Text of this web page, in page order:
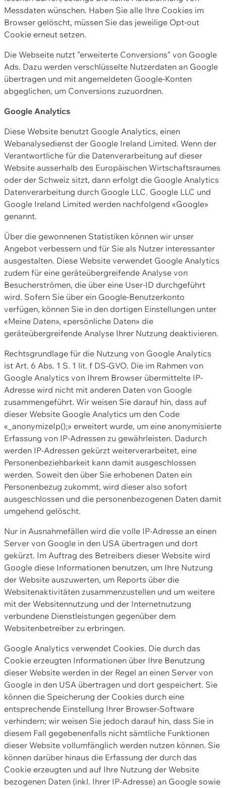
Messdaten wünschen. Haben Sie alle Ihre Cookies im
Browser gelöscht, müssen Sie das jeweilige Opt-out
Cookie erneut setzen.
Die Webseite nutzt "erweiterte Conversions" von Google
Ads. Dazu werden verschlüsselte Nutzerdaten an Google
übertragen und mit angemeldeten Google-Konten
abgeglichen, um Conversions zuzuordnen.
Google Analytics
Diese Website benutzt Google Analytics, einen
Webanalysedienst der Google Ireland Limited. Wenn der
Verantwortliche für die Datenverarbeitung auf dieser
Website ausserhalb des Europäischen Wirtschaftsraumes
oder der Schweiz sitzt, dann erfolgt die Google Analytics
Datenverarbeitung durch Google LLC. Google LLC und
Google Ireland Limited werden nachfolgend «Google»
genannt.
Über die gewonnenen Statistiken können wir unser
Angebot verbessern und für Sie als Nutzer interessanter
ausgestalten. Diese Website verwendet Google Analytics
zudem für eine geräteübergreifende Analyse von
Besucherströmen, die über eine User-ID durchgeführt
wird. Sofern Sie über ein Google-Benutzerkonto
verfügen, können Sie in den dortigen Einstellungen unter
«Meine Daten», «persönliche Daten» die
geräteübergreifende Analyse Ihrer Nutzung deaktivieren.
Rechtsgrundlage für die Nutzung von Google Analytics
ist Art. 6 Abs. 1 S. 1 lit. f DS-GVO. Die im Rahmen von
Google Analytics von Ihrem Browser übermittelte IP-
Adresse wird nicht mit anderen Daten von Google
zusammengeführt. Wir weisen Sie darauf hin, dass auf
dieser Website Google Analytics um den Code
«_anonymizeIp();» erweitert wurde, um eine anonymisierte
Erfassung von IP-Adressen zu gewährleisten. Dadurch
werden IP-Adressen gekürzt weiterverarbeitet, eine
Personenbeziehbarkeit kann damit ausgeschlossen
werden. Soweit den über Sie erhobenen Daten ein
Personenbezug zukommt, wird dieser also sofort
ausgeschlossen und die personenbezogenen Daten damit
umgehend gelöscht.
Nur in Ausnahmefällen wird die volle IP-Adresse an einen
Server von Google in den USA übertragen und dort
gekürzt. Im Auftrag des Betreibers dieser Website wird
Google diese Informationen benutzen, um Ihre Nutzung
der Website auszuwerten, um Reports über die
Websitenaktivitäten zusammenzustellen und um weitere
mit der Websitennutzung und der Internetnutzung
verbundene Dienstleistungen gegenüber dem
Websitenbetreiber zu erbringen.
Google Analytics verwendet Cookies. Die durch das
Cookie erzeugten Informationen über Ihre Benutzung
dieser Website werden in der Regel an einen Server von
Google in den USA übertragen und dort gespeichert. Sie
können die Speicherung der Cookies durch eine
entsprechende Einstellung Ihrer Browser-Software
verhindern; wir weisen Sie jedoch darauf hin, dass Sie in
diesem Fall gegebenenfalls nicht sämtliche Funktionen
dieser Website vollumfänglich werden nutzen können. Sie
können darüber hinaus die Erfassung der durch das
Cookie erzeugten und auf Ihre Nutzung der Website
bezogenen Daten (inkl. Ihrer IP-Adresse) an Google sowie